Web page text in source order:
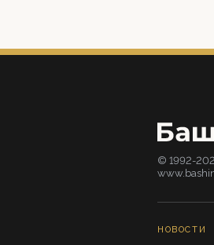
© 1992-
НОВОСТИ